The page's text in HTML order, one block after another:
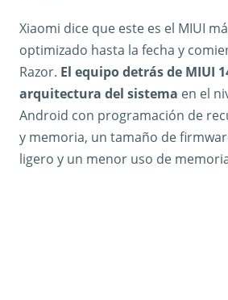
Xiaomi dice que este es el MIUI
optimizado hasta la fecha y
Razor. El equipo detrás de MIUI
arquitectura del sistema en el
Android con programación de
y memoria, un tamaño de
ligero y un menor uso de